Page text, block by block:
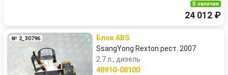
В наличии
24 012 ₽
№ 2_30796
Блок ABS
SsangYong Rexton рест. 2007
2.7 л., дизель
48910-08100